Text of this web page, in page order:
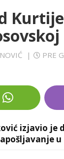
| PRE
izjavio je